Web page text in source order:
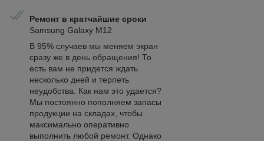
Ремонт в кратчайшие сроки
Samsung Galaxy M12
В 95% случаев мы меняем экран
сразу же в день обращения! То
есть вам не придется ждать
несколько дней и терпеть
неудобства. Как нам это удается?
Мы постоянно пополняем запасы
продукции на складах, чтобы
максимально оперативно
выполнить любой ремонт. Однако